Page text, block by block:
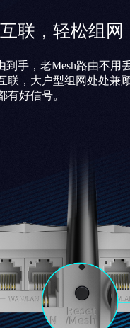
联，轻松组网
手，老Mesh路由不用
，大户型组网处处兼
有好信号。